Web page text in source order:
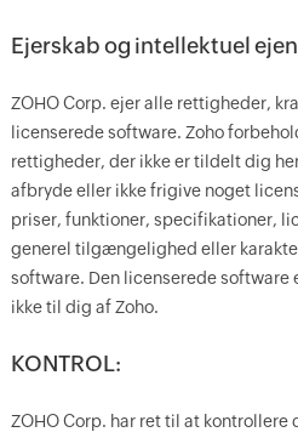
Ejerskab og intellektuel
ZOHO Corp. ejer alle rettigheder,
licenserede software. Zoho
rettigheder, der ikke er tildelt dig
afbryde eller ikke frigive noget
priser, funktioner, specifikationer,
generel tilgængelighed eller
software. Den licenserede software
ikke til dig af Zoho.
KONTROL:
ZOHO Corp. har ret til at